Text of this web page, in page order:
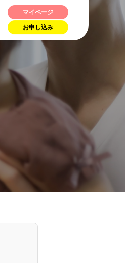
マイページ
お申し込み